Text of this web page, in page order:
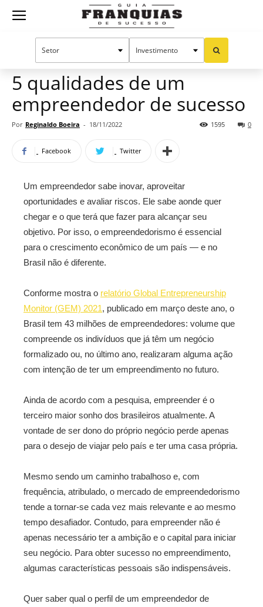
Guia
Empreendedorismo
5 qualidades de um
empreendedor de sucesso
Por Reginaldo Boeira - 18/11/2022 0
1595
Facebook Twitter
Um empreendedor sabe inovar, aproveitar
oportunidades e avaliar riscos. Ele sabe aonde quer
chegar e o que terá que fazer para alcançar seu
objetivo. Por isso, o empreendedorismo é essencial
para o crescimento econômico de um país — e no
Brasil não é diferente.
Conforme mostra o relatório Global Entrepreneurship
Monitor (GEM) 2021, publicado em março deste ano, o
Brasil tem 43 milhões de empreendedores: volume que
compreende os indivíduos que já têm um negócio
formalizado ou, no último ano, realizaram alguma ação
com intenção de ter um empreendimento no futuro.
Ainda de acordo com a pesquisa, empreender é o
terceiro maior sonho dos brasileiros atualmente. A
vontade de ser dono do próprio negócio perde apenas
para o desejo de viajar pelo país e ter uma casa própria.
Mesmo sendo um caminho trabalhoso e, com
frequência, atribulado, o mercado de empreendedorismo
tende a tornar-se cada vez mais relevante e ao mesmo
tempo desafiador. Contudo, para empreender não é
apenas necessário ter a ambição e o capital para iniciar
seu negócio. Para obter sucesso no empreendimento,
algumas características pessoais são indispensáveis.
Quer saber qual o perfil de um empreendedor de